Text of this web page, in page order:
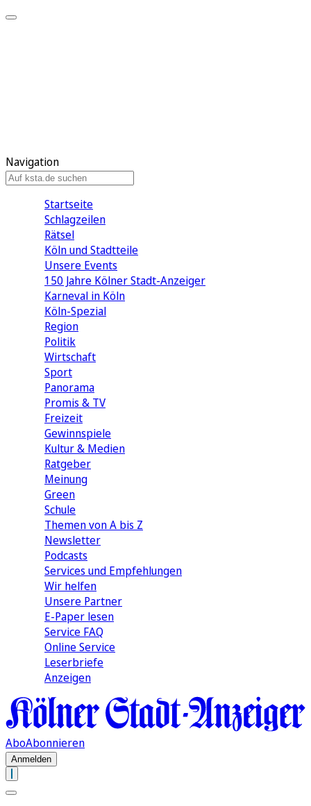
Navigation
Startseite
Schlagzeilen
Rätsel
Köln und Stadtteile
Unsere Events
150 Jahre Kölner Stadt-Anzeiger
Karneval in Köln
Köln-Spezial
Region
Politik
Wirtschaft
Sport
Panorama
Promis & TV
Freizeit
Gewinnspiele
Kultur & Medien
Ratgeber
Meinung
Green
Schule
Themen von A bis Z
Newsletter
Podcasts
Services und Empfehlungen
Wir helfen
Unsere Partner
E-Paper lesen
Service FAQ
Online Service
Leserbriefe
Anzeigen
AboAbonnieren
Anmelden